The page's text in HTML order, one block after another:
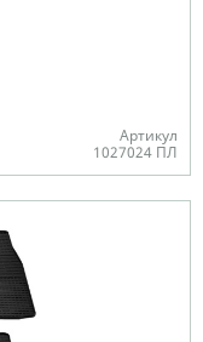
Артикул
1027024 ПЛ